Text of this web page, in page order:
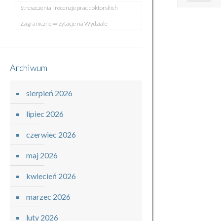
Streszczenia i recenzje prac doktorskich
Zagraniczne wizytacje na Wydziale
Archiwum
sierpień 2026
lipiec 2026
czerwiec 2026
maj 2026
kwiecień 2026
marzec 2026
luty 2026